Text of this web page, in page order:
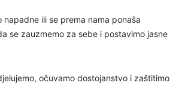
ili se prema nama ponaša
se zauzmemo za sebe i postavimo jasne
očuvamo dostojanstvo i zaštitimo